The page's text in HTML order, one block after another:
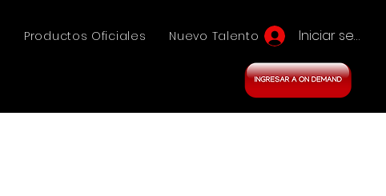
Productos Oficiales Nuevo Talento Iniciar sesión